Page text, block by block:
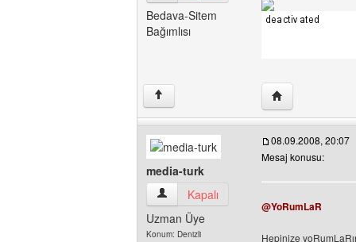
Bedava-Sitem
Bağımlısı
↑ Yazarın web
media-turk
media-turk Kullanıcının profilini görüntüle
Kapalı
Uzman Üye
Konum: Denizli
08.09.2008, 20:07
Mesaj konusu:
@YoRumLaR
Hepinize